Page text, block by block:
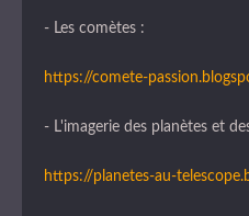
- Les comètes :
https://comete-
- L'imagerie des planètes et
https://planetes-au-